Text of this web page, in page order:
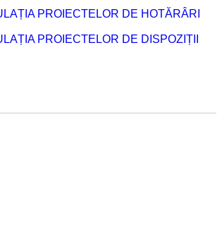
PROIECTELOR DE HOTĂRÂRI
PROIECTELOR DE DISPOZIȚII